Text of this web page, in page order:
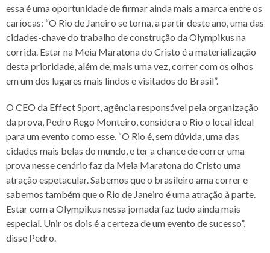
essa é uma oportunidade de firmar ainda mais a marca entre os
cariocas: “O Rio de Janeiro se torna, a partir deste ano, uma das
cidades-chave do trabalho de construção da Olympikus na
corrida. Estar na Meia Maratona do Cristo é a materialização
desta prioridade, além de, mais uma vez, correr com os olhos
em um dos lugares mais lindos e visitados do Brasil”.
O CEO da Effect Sport, agência responsável pela organização
da prova, Pedro Rego Monteiro, considera o Rio o local ideal
para um evento como esse. “O Rio é, sem dúvida, uma das
cidades mais belas do mundo, e ter a chance de correr uma
prova nesse cenário faz da Meia Maratona do Cristo uma
atração espetacular. Sabemos que o brasileiro ama correr e
sabemos também que o Rio de Janeiro é uma atração à parte.
Estar com a Olympikus nessa jornada faz tudo ainda mais
especial. Unir os dois é a certeza de um evento de sucesso”,
disse Pedro.